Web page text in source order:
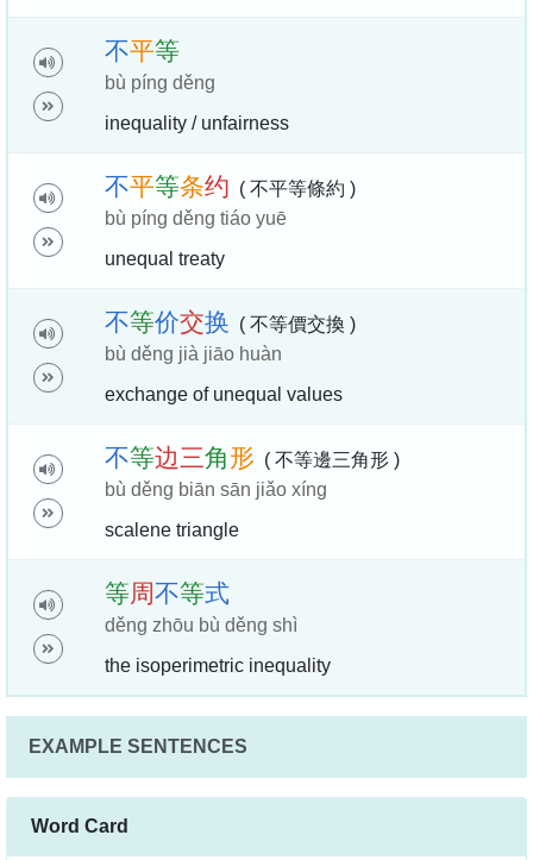
不平等
bù píng děng
inequality / unfairness
不平等条约 ( 不平等條約 )
bù píng děng tiáo yuē
unequal treaty
不等价交换 ( 不等價交換 )
bù děng jià jiāo huàn
exchange of unequal values
不等边三角形 ( 不等邊三角形 )
bù děng biān sān jiǎo xíng
scalene triangle
等周不等式
děng zhōu bù děng shì
the isoperimetric inequality
EXAMPLE SENTENCES
Word Card